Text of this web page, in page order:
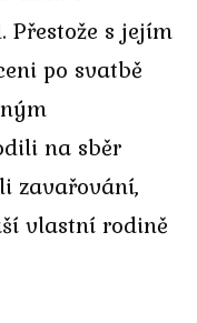
s jejím
po svatbě
na sběr
zavařování,
vlastní rodině